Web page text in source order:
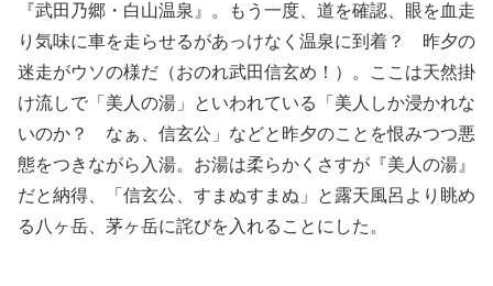
『武田乃郷・白山温泉』。もう一度、道を確認、眼を血走
り気味に車を走らせるがあっけなく温泉に到着？ 昨夕の
迷走がウソの様だ（おのれ武田信玄め！）。ここは天然掛
け流しで「美人の湯」といわれている「美人しか浸かれな
いのか？ なぁ、信玄公」などと昨夕のことを恨みつつ悪
態をつきながら入湯。お湯は柔らかくさすが『美人の湯』
だと納得、「信玄公、すまぬすまぬ」と露天風呂より眺め
る八ヶ岳、茅ヶ岳に詫びを入れることにした。